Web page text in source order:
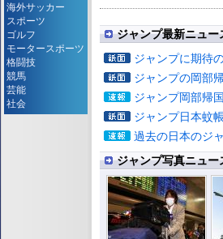
ジャンプ最新ニュー
ジャンプに期待
ジャンプの岡部
ジャンプ岡部帰
ジャンプ日本蚊
過去の日本のジ
ジャンプ写真ニュー
海外サッカー
スポーツ
ゴルフ
モータースポーツ
格闘技
競馬
芸能
社会